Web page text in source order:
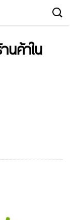
นค้าใน